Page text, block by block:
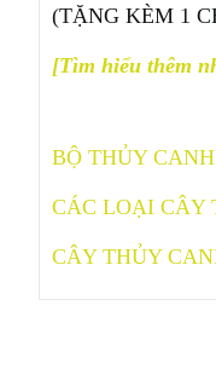
(TẶNG KÈM 1
[Tìm hiểu thêm
BỘ THỦY
CÁC LOẠI CÂY
CÂY THỦY